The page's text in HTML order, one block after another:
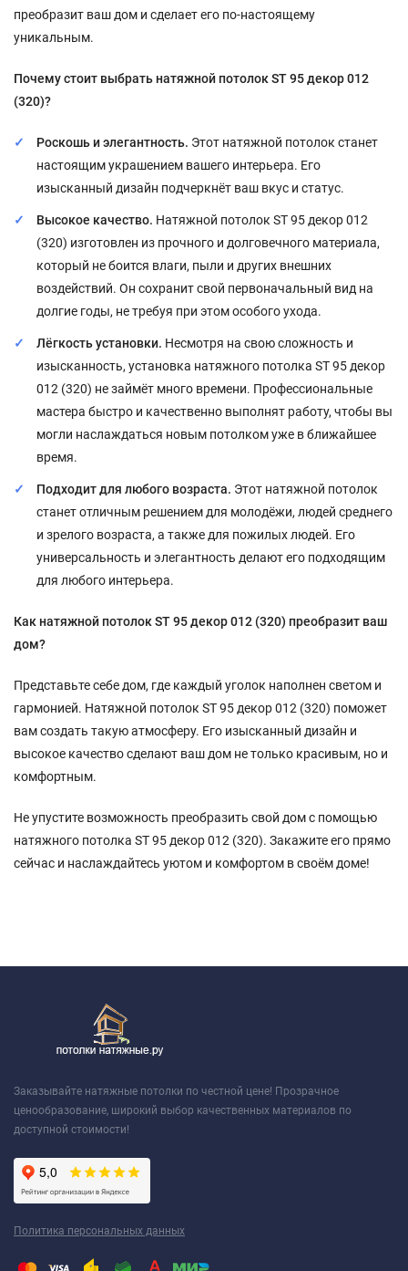
преобразит ваш дом и сделает его по-настоящему
уникальным.
Почему стоит выбрать натяжной потолок ST 95 декор 012
(320)?
Роскошь и элегантность. Этот натяжной потолок станет
настоящим украшением вашего интерьера. Его
изысканный дизайн подчеркнёт ваш вкус и статус.
Высокое качество. Натяжной потолок ST 95 декор 012
(320) изготовлен из прочного и долговечного материала,
который не боится влаги, пыли и других внешних
воздействий. Он сохранит свой первоначальный вид на
долгие годы, не требуя при этом особого ухода.
Лёгкость установки. Несмотря на свою сложность и
изысканность, установка натяжного потолка ST 95 декор
012 (320) не займёт много времени. Профессиональные
мастера быстро и качественно выполнят работу, чтобы вы
могли наслаждаться новым потолком уже в ближайшее
время.
Подходит для любого возраста. Этот натяжной потолок
станет отличным решением для молодёжи, людей среднего
и зрелого возраста, а также для пожилых людей. Его
универсальность и элегантность делают его подходящим
для любого интерьера.
Как натяжной потолок ST 95 декор 012 (320) преобразит ваш
дом?
Представьте себе дом, где каждый уголок наполнен светом и
гармонией. Натяжной потолок ST 95 декор 012 (320) поможет
вам создать такую атмосферу. Его изысканный дизайн и
высокое качество сделают ваш дом не только красивым, но и
комфортным.
Не упустите возможность преобразить свой дом с помощью
натяжного потолка ST 95 декор 012 (320). Закажите его прямо
сейчас и наслаждайтесь уютом и комфортом в своём доме!
Заказывайте натяжные потолки по честной цене! Прозрачное
ценообразование, широкий выбор качественных материалов по
доступной стоимости!
Политика персональных данных